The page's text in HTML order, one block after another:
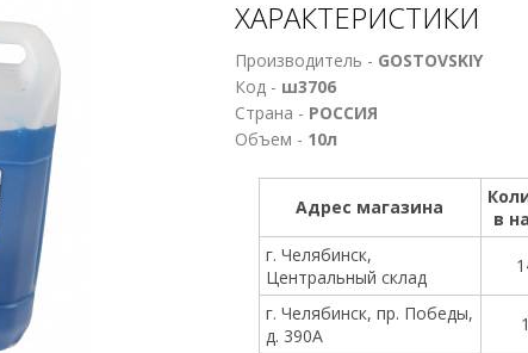
ХАРАКТЕРИСТИКИ
Производитель - GOSTOVSKIY
Код - ш3706
Страна - РОССИЯ
Объем - 10л
Адрес магазина
в
г. Челябинск,
Центральный склад
г. Челябинск, пр. Победы,
д. 390А